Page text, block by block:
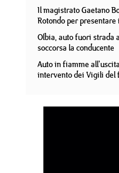
Il magistrato Gaetano
Rotondo per
Olbia, auto fuori strada
soccorsa la conducente
Auto in fiamme
intervento dei Vigili del